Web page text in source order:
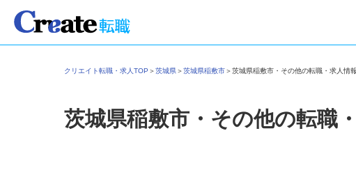
クリエイト転職・求人TOP＞茨城県＞茨城県稲敷市＞茨城県稲敷市・その他の転職・求人情
茨城県稲敷市・その他の転職